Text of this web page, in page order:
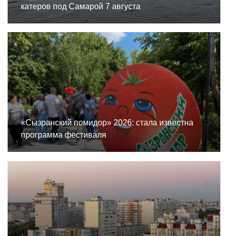
катеров под Самарой 7 августа
«Сызранский помидор» 2026: стала известна
программа фестиваля